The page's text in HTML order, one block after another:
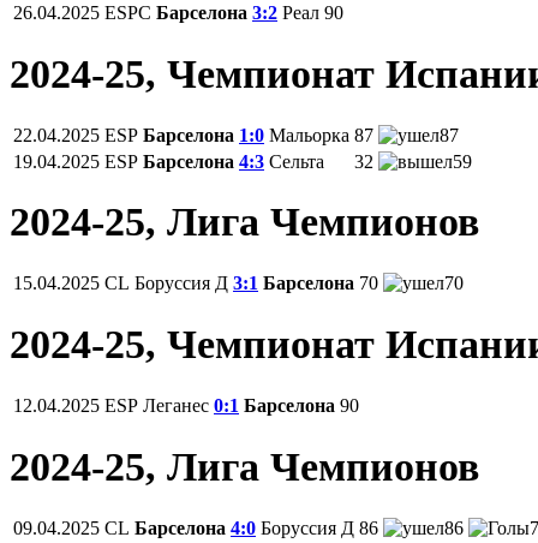
26.04.2025 ESPC Барселона 3:2 Реал 90
2024-25, Чемпионат
22.04.2025 ESP Барселона 1:0 Мальорка 87
87
19.04.2025 ESP Барселона 4:3 Сельта 32 59
2024-25, Лига Чемпионов
15.04.2025 CL Боруссия Д 3:1 Барселона 70 70
2024-25, Чемпионат
12.04.2025 ESP Леганес 0:1 Барселона 90
2024-25, Лига Чемпионов
09.04.2025 CL Барселона 4:0 Боруссия Д 86 86